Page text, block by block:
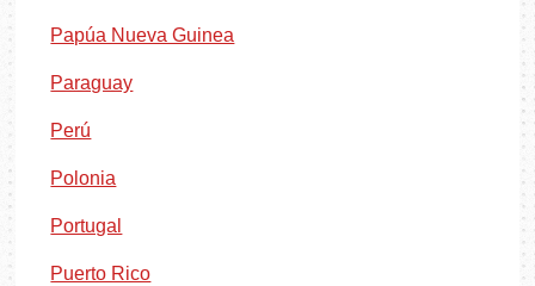
Papúa Nueva Guinea
Paraguay
Perú
Polonia
Portugal
Puerto Rico